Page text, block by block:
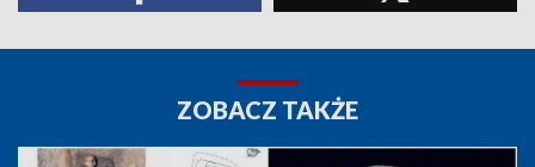
ZOBACZ TAKŻE